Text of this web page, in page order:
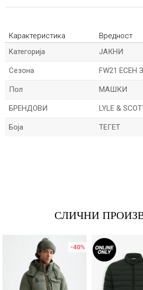
Карактеристика
Вредност
Kатегорија
ЈАКНИ
Сезона FW21 ЕСЕН
Пол МАШКИ
БРЕНДОВИ LYLE &
Боја ТЕГЕТ
СЛИЧНИ
-40%